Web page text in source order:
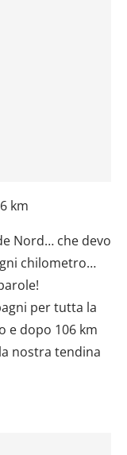
km
Nord… che devo
chilometro…
per tutta la
e dopo 106 km
nostra tendina